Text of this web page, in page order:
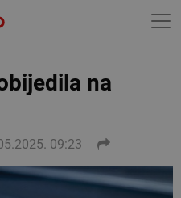
na
09:23